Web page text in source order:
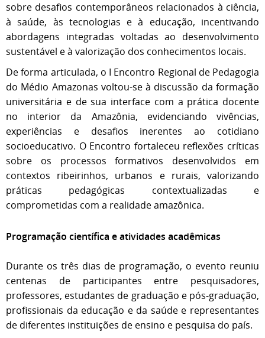
sobre desafios contemporâneos relacionados à ciência,
à saúde, às tecnologias e à educação, incentivando
abordagens integradas voltadas ao desenvolvimento
sustentável e à valorização dos conhecimentos locais.
De forma articulada, o I Encontro Regional de Pedagogia
do Médio Amazonas voltou-se à discussão da formação
universitária e de sua interface com a prática docente
no interior da Amazônia, evidenciando vivências,
experiências e desafios inerentes ao cotidiano
socioeducativo. O Encontro fortaleceu reflexões críticas
sobre os processos formativos desenvolvidos em
contextos ribeirinhos, urbanos e rurais, valorizando
práticas pedagógicas contextualizadas e
comprometidas com a realidade amazônica.
Programação científica e atividades acadêmicas
Durante os três dias de programação, o evento reuniu
centenas de participantes entre pesquisadores,
professores, estudantes de graduação e pós-graduação,
profissionais da educação e da saúde e representantes
de diferentes instituições de ensino e pesquisa do país.